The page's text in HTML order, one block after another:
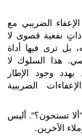
الضريبي مع
يكشف عن ذاتٍ نفعية قصوى لا
بل ترى فيها أداة
هذا السلوك لا
وجود الإطار
الضريبية
تستحون؟". أليس
الآخرين.